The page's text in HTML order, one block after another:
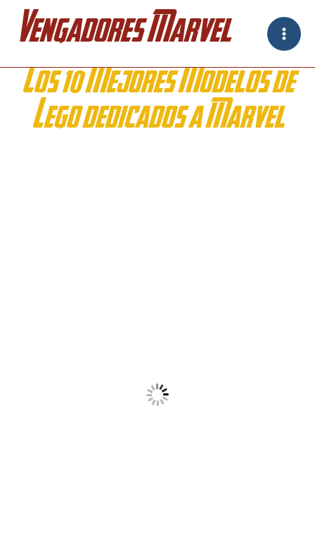
Vengadores Marvel
Los 10 Mejores Modelos de
Lego dedicados a Marvel